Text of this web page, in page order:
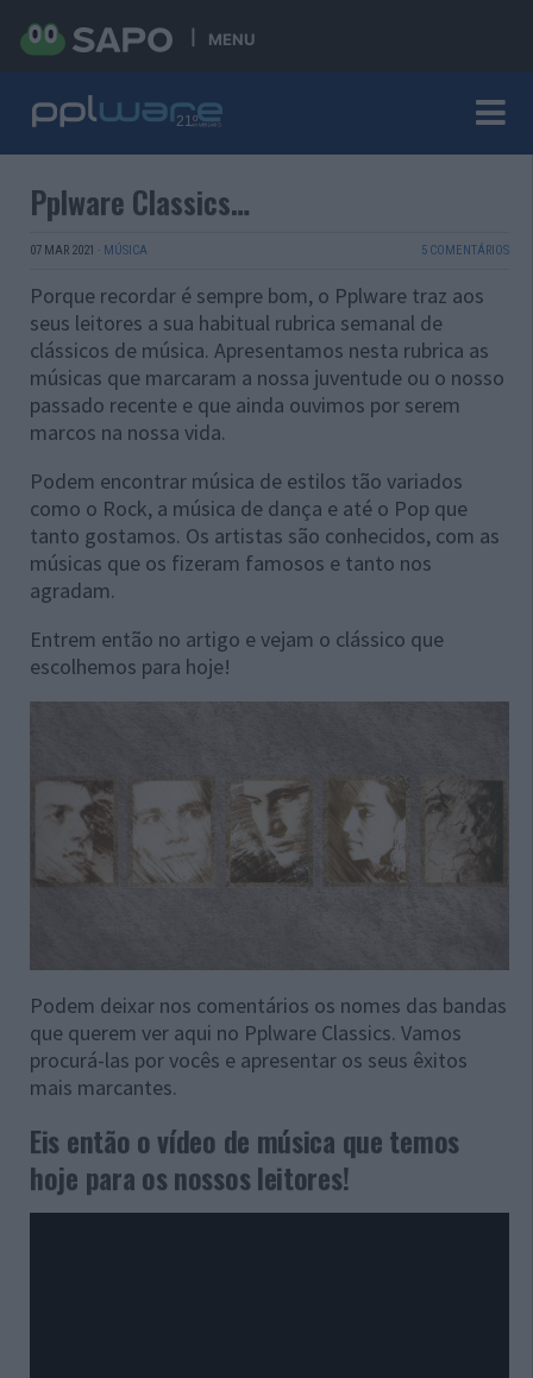
MENU
Pplware Classics…
07 MAR 2021 · MÚSICA 5 COMENTÁRIOS
Porque recordar é sempre bom, o Pplware traz aos
seus leitores a sua habitual rubrica semanal de
clássicos de música. Apresentamos nesta rubrica as
músicas que marcaram a nossa juventude ou o nosso
passado recente e que ainda ouvimos por serem
marcos na nossa vida.
Podem encontrar música de estilos tão variados
como o Rock, a música de dança e até o Pop que
tanto gostamos. Os artistas são conhecidos, com as
músicas que os fizeram famosos e tanto nos
agradam.
Entrem então no artigo e vejam o clássico que
escolhemos para hoje!
Podem deixar nos comentários os nomes das bandas
que querem ver aqui no Pplware Classics. Vamos
procurá-las por vocês e apresentar os seus êxitos
mais marcantes.
Eis então o vídeo de música que temos
hoje para os nossos leitores!